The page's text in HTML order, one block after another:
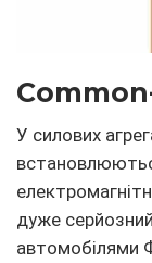
У силових
дуже
автомобілями